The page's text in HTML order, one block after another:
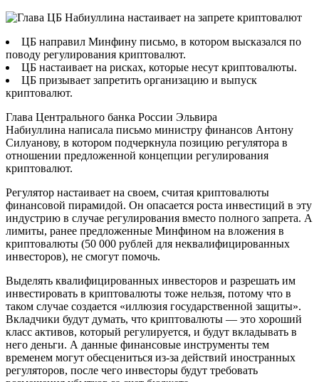
ЦБ направил Минфину письмо, в котором высказался по
поводу регулирования криптовалют.
ЦБ настаивает на рисках, которые несут криптовалюты.
ЦБ призывает запретить организацию и выпуск
криптовалют.
Глава Центрального банка России Эльвира
Набиуллина написала письмо министру финансов Антону
Силуанову, в котором подчеркнула позицию регулятора в
отношении предложенной концепции регулирования
криптовалют.
Регулятор настаивает на своем, считая криптовалюты
финансовой пирамидой. Он опасается роста инвестиций в эту
индустрию в случае регулирования вместо полного запрета. А
лимиты, ранее предложенные Минфином на вложения в
криптовалюты (50 000 рублей для неквалифицированных
инвесторов), не смогут помочь.
Выделять квалифицированных инвесторов и разрешать им
инвестировать в криптовалюты тоже нельзя, потому что в
таком случае создается «иллюзия государственной защиты».
Вкладчики будут думать, что криптовалюты — это хороший
класс активов, который регулируется, и будут вкладывать в
него деньги. А данные финансовые инструменты тем
временем могут обесцениться из-за действий иностранных
регуляторов, после чего инвесторы будут требовать